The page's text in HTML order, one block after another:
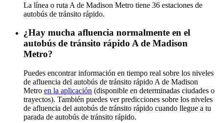
La línea o ruta A de Madison Metro tiene 36 estaciones de
autobús de tránsito rápido.
¿Hay mucha afluencia normalmente en el
autobús de tránsito rápido A de Madison
Metro?
Puedes encontrar información en tiempo real sobre los niveles
de afluencia del autobús de tránsito rápido A de Madison
Metro en la aplicación (disponible en determinadas ciudades o
trayectos). También puedes ver predicciones sobre los niveles
de afluencia del autobús de tránsito rápido cuando llegue a tu
parada de autobús de tránsito rápido.